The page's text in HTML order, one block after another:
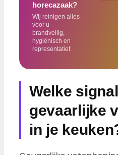
horecazaak?
Wij reinigen alles
voor u —
brandveilig,
hygiënisch en
representatief.
Welke
gevaarlijke
in je